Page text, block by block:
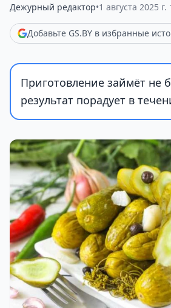
Дежурный редактор•1 августа 2025 г.
Добавьте GS.BY в избранные
Приготовление займёт не
результат порадует в